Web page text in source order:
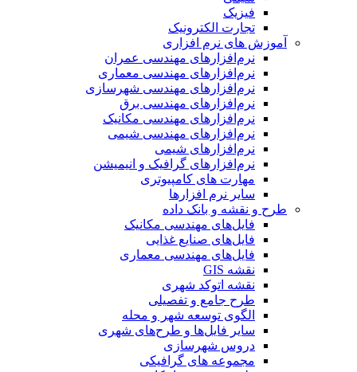
فیزیک
تجارت الکترونیک
آموزش های نرم افزاری
نرم‌افزارهای مهندسی عمران
نرم‌افزارهای مهندسی معماری
نرم‌افزارهای مهندسی شهرسازی
نرم‌افزارهای مهندسی برق
نرم‌افزارهای مهندسی مکانیک
نرم‌افزارهای مهندسی شیمی
نرم‌افزارهای شیمی
نرم‌افزارهای گرافیک و انیمیشن
مهارت های کامپیوتری
سایر نرم افزارها
طرح و نقشه و بانک داده
فایل‌های مهندسی مکانیک
فایل‌های صنایع غذایی
فایل‌های مهندسی معماری
نقشه GIS
نقشه اتوکد شهری
طرح جامع و تفصیلی
الگوی توسعه شهر و محله
سایر فایل‌ها و طرح‌های شهری
دروس شهرسازی
مجموعه های گرافیکی